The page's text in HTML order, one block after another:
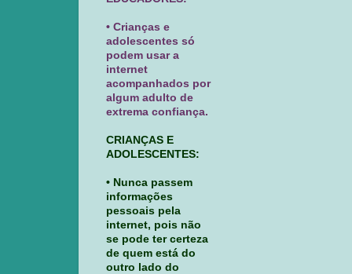
• Crianças e
adolescentes só
podem usar a
internet
acompanhados por
algum adulto de
extrema confiança.
CRIANÇAS E
ADOLESCENTES:
• Nunca passem
informações
pessoais pela
internet, pois não
se pode ter certeza
de quem está do
outro lado do